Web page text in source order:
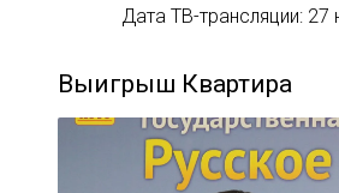
Дата ТВ-трансляции: 27
Выигрыш Квартира